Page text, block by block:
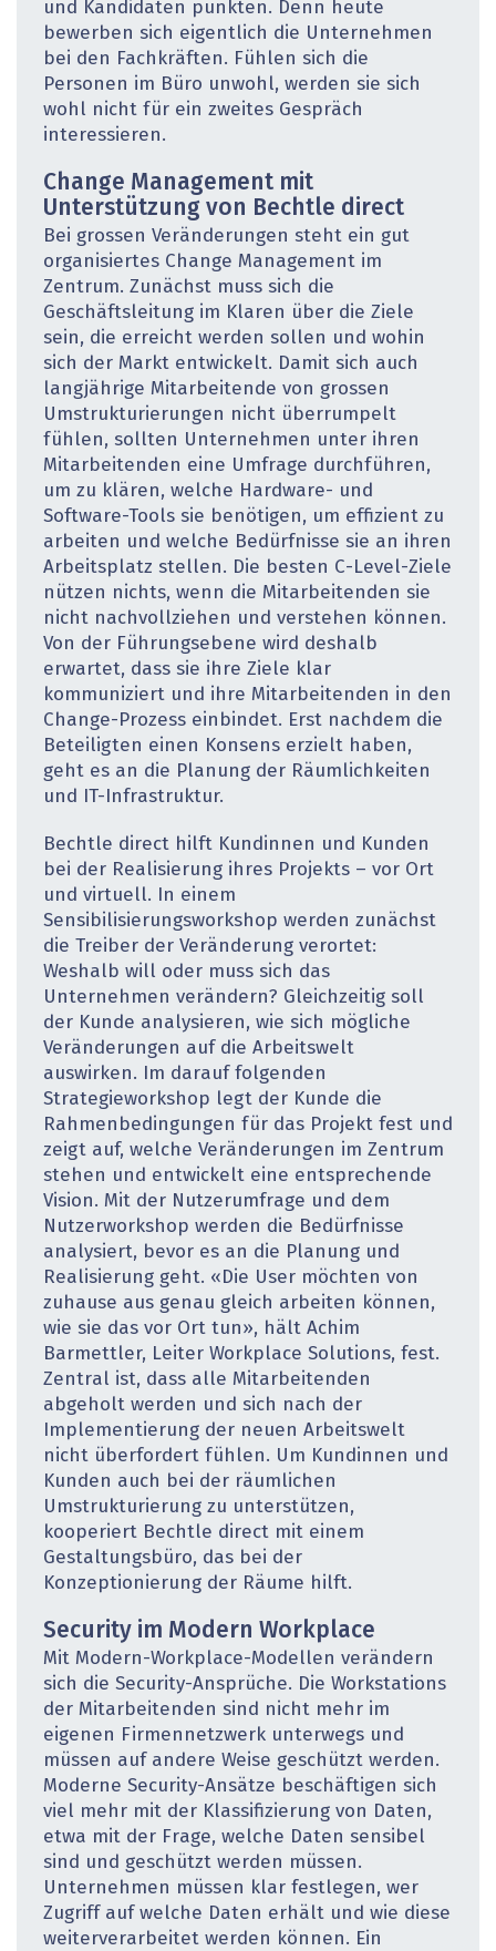
und Kandidaten punkten. Denn heute
bewerben sich eigentlich die Unternehmen
bei den Fachkräften. Fühlen sich die
Personen im Büro unwohl, werden sie sich
wohl nicht für ein zweites Gespräch
interessieren.
Change Management mit
Unterstützung von ­Bechtle direct
Bei grossen Veränderungen steht ein gut
organisiertes Change Management im
Zentrum. Zunächst muss sich die
Geschäftsleitung im Klaren über die Ziele
sein, die erreicht werden sollen und wohin
sich der Markt ent­wickelt. Damit sich auch
langjährige Mitarbeitende von grossen
Umstrukturierungen nicht überrumpelt
fühlen, sollten Unternehmen unter ihren
Mitarbeitenden eine Umfrage durchführen,
um zu klären, welche Hardware- und
Software-Tools sie benötigen, um effizient zu
arbeiten und welche Bedürfnisse sie an ihren
Arbeitsplatz stellen. Die besten C-Level-Ziele
nützen nichts, wenn die Mitarbeitenden sie
nicht nachvollziehen und verstehen können.
Von der Führungsebene wird deshalb
erwartet, dass sie ihre Ziele klar
kommuniziert und ihre Mitarbeitenden in den
Change-Prozess einbindet. Erst nachdem die
Beteiligten einen Konsens erzielt haben,
geht es an die Planung der Räumlichkeiten
und IT-Infra­struktur.
Bechtle direct hilft Kundinnen und Kunden
bei der Realisierung ihres Projekts – vor Ort
und virtuell. In einem
Sensibilisierungsworkshop werden zunächst
die Treiber der Veränderung verortet:
Weshalb will oder muss sich das
Unternehmen verändern? Gleichzeitig soll
der Kunde analysieren, wie sich mögliche
Veränderungen auf die Arbeitswelt
auswirken. Im darauf folgenden
Strategieworkshop legt der Kunde die
Rahmenbedingungen für das Projekt fest und
zeigt auf, welche Veränderungen im Zentrum
stehen und entwickelt eine entsprechende
Vision. Mit der Nutzerumfrage und dem
Nutzerworkshop werden die Bedürfnisse
analysiert, bevor es an die Planung und
Realisierung geht. «Die User möchten von
zuhause aus genau gleich arbeiten können,
wie sie das vor Ort tun», hält Achim
Barmettler, Leiter Workplace Solutions, fest.
Zentral ist, dass alle Mitarbeitenden
abgeholt werden und sich nach der
Implementierung der neuen Arbeitswelt
nicht überfordert fühlen. Um Kundinnen und
Kunden auch bei der räumlichen
Umstrukturierung zu unterstützen,
kooperiert Bechtle direct mit einem
Gestaltungsbüro, das bei der
Konzeptionierung der Räume hilft.
Security im Modern Workplace
Mit Modern-Workplace-Modellen verändern
sich die Security-Ansprüche. Die Workstations
der Mitarbeitenden sind nicht mehr im
eigenen Firmennetzwerk unterwegs und
müssen auf andere Weise geschützt werden.
Moderne Security-Ansätze beschäftigen sich
viel mehr mit der Klassifizierung von Daten,
etwa mit der Frage, welche Daten sensibel
sind und geschützt werden müssen.
Unternehmen müssen klar festlegen, wer
Zugriff auf welche Daten erhält und wie diese
weiterverarbeitet werden können. Ein